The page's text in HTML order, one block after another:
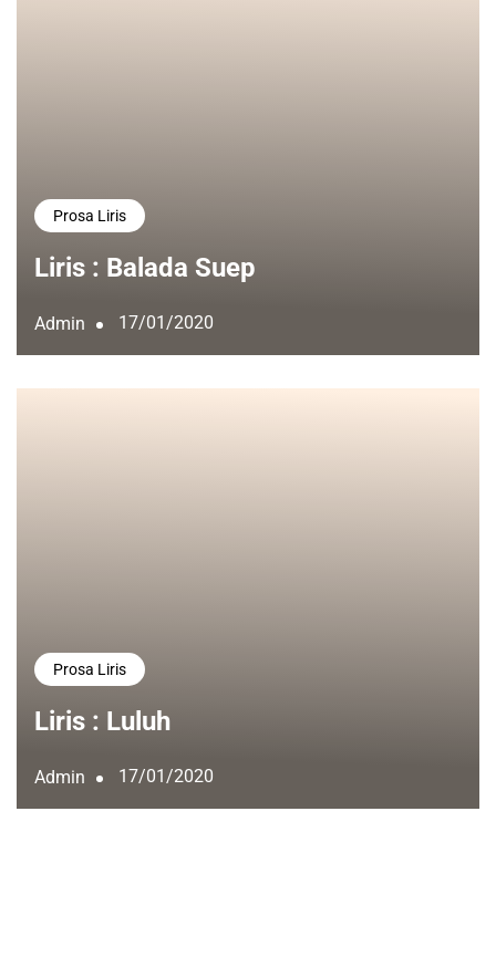
Prosa Liris
Liris : Balada Suep
Admin 17/01/2020
Prosa Liris
Liris : Luluh
Admin 17/01/2020